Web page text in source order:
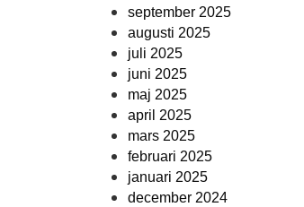
september 2025
augusti 2025
juli 2025
juni 2025
maj 2025
april 2025
mars 2025
februari 2025
januari 2025
december 2024